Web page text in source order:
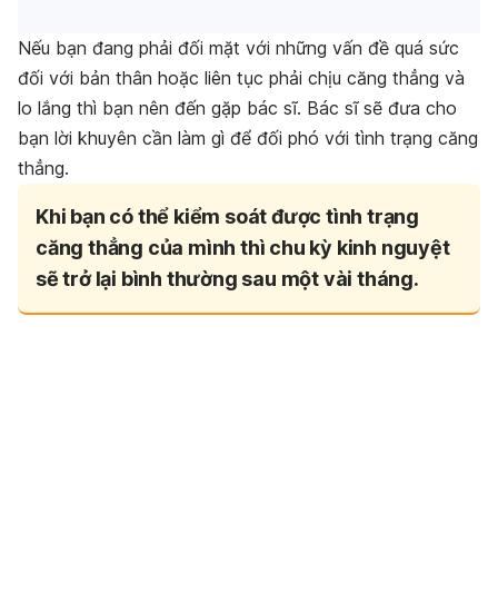
Nếu bạn đang phải đối mặt với những vấn đề quá sức
đối với bản thân hoặc liên tục phải chịu căng thẳng và
lo lắng thì bạn nên đến gặp bác sĩ. Bác sĩ sẽ đưa cho
bạn lời khuyên cần làm gì để đối phó với tình trạng căng
thẳng.
Khi bạn có thể kiểm soát được tình trạng
căng thẳng của mình thì chu kỳ kinh nguyệt
sẽ trở lại bình thường sau một vài tháng.